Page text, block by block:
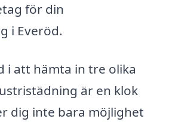
för din
i Everöd.
i att hämta in tre olika
är en klok
dig inte bara möjlighet